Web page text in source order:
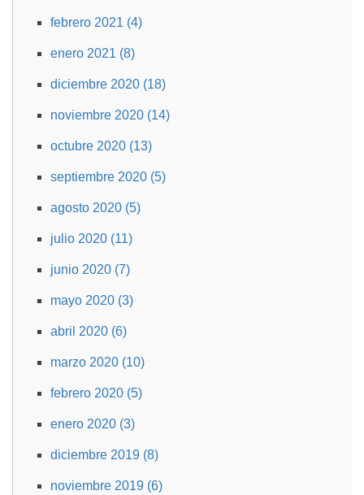
febrero 2021 (4)
enero 2021 (8)
diciembre 2020 (18)
noviembre 2020 (14)
octubre 2020 (13)
septiembre 2020 (5)
agosto 2020 (5)
julio 2020 (11)
junio 2020 (7)
mayo 2020 (3)
abril 2020 (6)
marzo 2020 (10)
febrero 2020 (5)
enero 2020 (3)
diciembre 2019 (8)
noviembre 2019 (6)